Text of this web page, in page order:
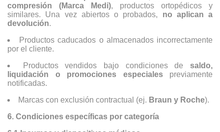
compresión (Marca Medi), productos ortopédicos y
similares. Una vez abiertos o probados, no aplican a
devolución.
Productos caducados o almacenados incorrectamente
por el cliente.
Productos vendidos bajo condiciones desaldo,
liquidación o promociones especialespreviamente
notificadas.
Marcas con exclusión contractual (ej. Braun y Roche).
6. Condiciones específicas por categoría